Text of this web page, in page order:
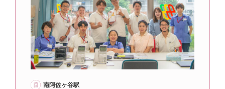
南阿佐ヶ谷駅